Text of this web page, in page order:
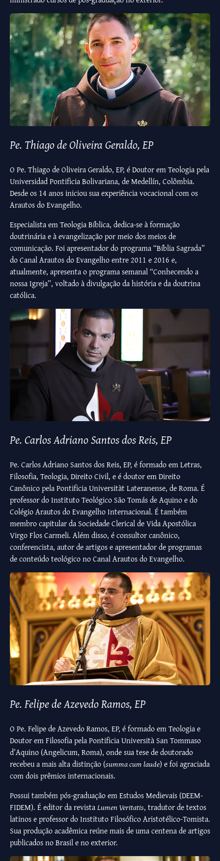
Pe. Thiago de Oliveira Geraldo, EP
O Pe. Thiago de Oliveira Geraldo, EP, é Doutor em Teologia pela
Universidad Pontificia Bolivariana, de Medellín, Colômbia.
Desde os 14 anos iniciou sua experiência vocacional com os
Arautos do Evangelho.
Especialista em Teologia Bíblica, dedica-se à formação
doutrinária e à evangelização por meio dos meios de
comunicação. Foi apresentador do programa “Bíblia Sagrada”
do Canal Arautos do Evangelho entre 2011 e 2016 e,
atualmente, apresenta o programa semanal “Conhecendo a
nossa Igreja”, voltado à divulgação da história e da doutrina
católica.
Pe. Carlos Adriano Santos dos Reis, EP
Pe. Carlos Adriano Santos dos Reis, EP, é formado em Letras,
Filosofia, Teologia, Direito Civil, e é doutor em Direito
Canônico pela Pontificia Universitàt Lateranense, de Roma. É
professor do Instituto Teológico São Tomás de Aquino e do
Colégio Arautos do Evangelho Internacional. É também
membro capitular da Sociedade Clerical de Vida Apostólica
Virgo Flos Carmeli. Além disso, é consultor canônico,
conferencista, autor de artigos e apresentador de programas
de conteúdo teológico no Canal Arautos do Evangelho.
Pe. Felipe de Azevedo Ramos, EP
O Pe. Felipe de Azevedo Ramos, EP, é formado em Teologia e
Doutor em Filosofia pela Pontificia Università San Tommaso
d’Aquino (Angelicum, Roma), onde sua tese de doutorado
recebeu a mais alta distinção (summa cum laude) e foi agraciada
com dois prêmios internacionais.
Possui também pós-graduação em Estudos Medievais (DEEM-
FIDEM). É editor da revistaLumen Veritatis, tradutor de textos
latinos e professor do Instituto Filosófico Aristotélico-Tomista.
Sua produção acadêmica reúne mais de uma centena de artigos
publicados no Brasil e no exterior.